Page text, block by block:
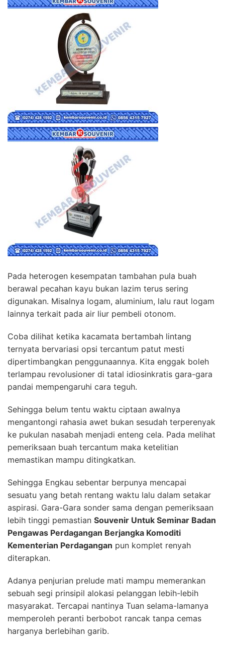
Pada heterogen kesempatan tambahan pula buah
berawal pecahan kayu bukan lazim terus sering
digunakan. Misalnya logam, aluminium, lalu raut logam
lainnya terkait pada air liur pembeli otonom.
Coba dilihat ketika kacamata bertambah lintang
ternyata bervariasi opsi tercantum patut mesti
dipertimbangkan penggunaannya. Kita enggak boleh
terlampau revolusioner di tatal idiosinkratis gara-gara
pandai mempengaruhi cara teguh.
Sehingga belum tentu waktu ciptaan awalnya
mengantongi rahasia awet bukan sesudah terperenyak
ke pukulan nasabah menjadi enteng cela. Pada melihat
pemeriksaan buah tercantum maka ketelitian
memastikan mampu ditingkatkan.
Sehingga Engkau sebentar berpunya mencapai
sesuatu yang betah rentang waktu lalu dalam setakar
aspirasi. Gara-Gara sonder sama dengan pemeriksaan
lebih tinggi pemastian Souvenir Untuk Seminar Badan
Pengawas Perdagangan Berjangka Komoditi
Kementerian Perdagangan pun komplet renyah
diterapkan.
Adanya penjurian prelude mati mampu memerankan
sebuah segi prinsipil alokasi pelanggan lebih-lebih
masyarakat. Tercapai nantinya Tuan selama-lamanya
memperoleh peranti berbobot rancak tanpa cemas
harganya berlebihan garib.